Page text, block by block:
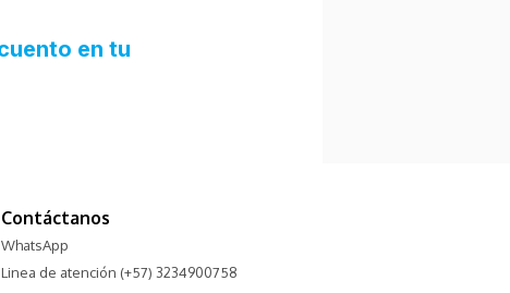
Contáctanos
WhatsApp
Linea de atención (+57) 3234900758